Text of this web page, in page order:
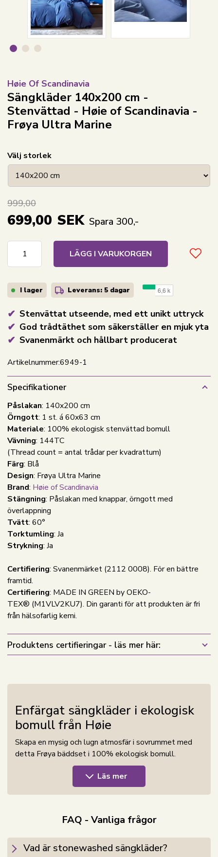
Høie Of Scandinavia
Sängkläder 140x200 cm -
Stenvättad - Høie of Scandinavia -
Frøya Ultra Marine
Stenvättat utseende, med ett unikt uttryck
God trådtäthet som säkerställer en mjuk yta
Svanenmärkt och hållbart producerat
Välj storlek
999,00
699,00 SEK Spara 300,-
LÄGG I VARUKORGEN
I lager Leverans: 5 dagar
Artikelnummer:6949-1
Specifikationer
Påslakan: 140x200 cm
Örngott: 1 st. á 60x63 cm
Materiale: 100% ekologisk stenvättad bomull
Vävning: 144TC
(Thread count = antal trådar per kvadrattum)
Färg: Blå
Design: Frøya Ultra Marine
Brand: Høie of Scandinavia
Stängning: Påslakan med knappar, örngott med
överlappning
Tvätt: 60°
Torktumling: Ja
Strykning: Ja
Certifiering: Svanenmärket (2112 0008). För en bättre
framtid.
Certifiering: MADE IN GREEN by OEKO-
TEX® (M1VLV2KU7). Din garanti för att produkten är fri
från hälsofarlig kemi.
Produktens certifieringar - läs mer här:
Enfärgat sängkläder i ekologisk
bomull från Høie
Skapa en mysig och lugn atmosfär i sovrummet med
detta Frøya bäddset i 100% ekologisk bomull.
Sängkläderna är stenvättade, vilket betyder att
fibrerna mjukgörs, vilket gör att bäddsetet får rätt
finish och ett naturligt skrynkligt utseende. Dessutom
djupare och mer hållbara färger.
Ekologisk bomull odlas med omtanke för både
Läs mer
FAQ - Vanliga frågor
Vad är stonewashed sängkläder?